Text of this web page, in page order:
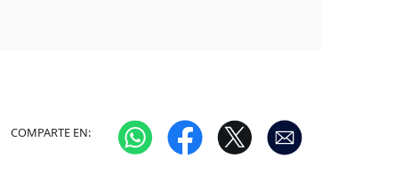
COMPARTE EN: